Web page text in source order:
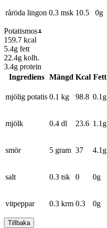
råröda lingon 0.3 msk 10.5 0g
Potatismos
159.7 kcal
5.4g fett
22.4g kolh.
3.4g protein
Ingrediens
Mängd Kcal Fett
mjölig potatis 0.1 kg 98.8 0.1 g
mjölk 0.4 dl 23.6 1.1 g
smör 5 gram 37 4.1 g
salt 0.3 tsk 0 0g
vitpeppar 0.3 krm 0.3 0g
Tillbaka